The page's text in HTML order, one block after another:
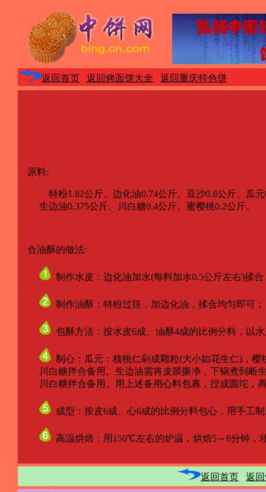
返回首页 返回烤面饼大全 返回重庆特色饼
原料:
特粉1.82公斤、边化油0.74公斤、豆沙0.8公斤、瓜元
生边油0.375公斤、川白糖0.4公斤、蜜樱桃0.2公斤。
合油酥的做法:
制作水皮：边化油加水(每料加水0.5公斤左右)揉
制作油酥：特粉过筛，加边化油，揉合均匀即可；
包酥方法：按水皮6成、油酥4成的比例分料，以
制心：瓜元：核桃仁剁成颗粒(大小如花生仁)，
川白糖拌合备用。生边油需将皮膜撕净，下锅煮到断
川白糖拌合备用。用上述备用心料包裹，捏成圆坨，
成型：按皮6成、心6成的比例分料包心，用手工
高温烘焙：用150℃左右的炉温，烘焙5～6分钟，
返回首页 返